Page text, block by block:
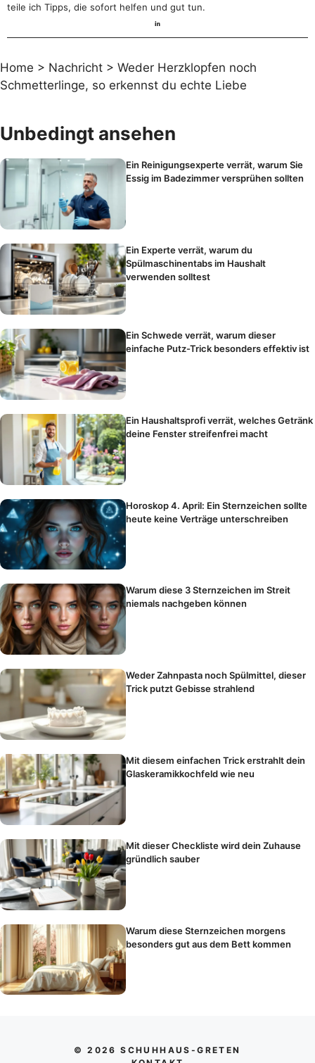
teile ich Tipps, die sofort helfen und gut tun.
Home > Nachricht > Weder Herzklopfen noch
Schmetterlinge, so erkennst du echte Liebe
Unbedingt ansehen
Ein Reinigungsexperte verrät, warum Sie
Essig im Badezimmer versprühen sollten
Ein Experte verrät, warum du
Spülmaschinentabs im Haushalt
verwenden solltest
Ein Schwede verrät, warum dieser
einfache Putz-Trick besonders effektiv ist
Ein Haushaltsprofi verrät, welches Getränk
deine Fenster streifenfrei macht
Horoskop 4. April: Ein Sternzeichen sollte
heute keine Verträge unterschreiben
Warum diese 3 Sternzeichen im Streit
niemals nachgeben können
Weder Zahnpasta noch Spülmittel, dieser
Trick putzt Gebisse strahlend
Mit diesem einfachen Trick erstrahlt dein
Glaskeramikkochfeld wie neu
Mit dieser Checkliste wird dein Zuhause
gründlich sauber
Warum diese Sternzeichen morgens
besonders gut aus dem Bett kommen
© 2026 SCHUHHAUS-GRETEN